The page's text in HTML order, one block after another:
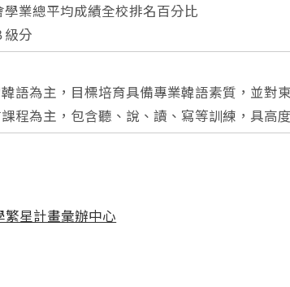
學業總平均成績全校排名百分比
級分
語為主，目標培育具備專業韓語素質，並對
程為主，包含聽、說、讀、寫等訓練，具高
繁星計畫彙辦中心